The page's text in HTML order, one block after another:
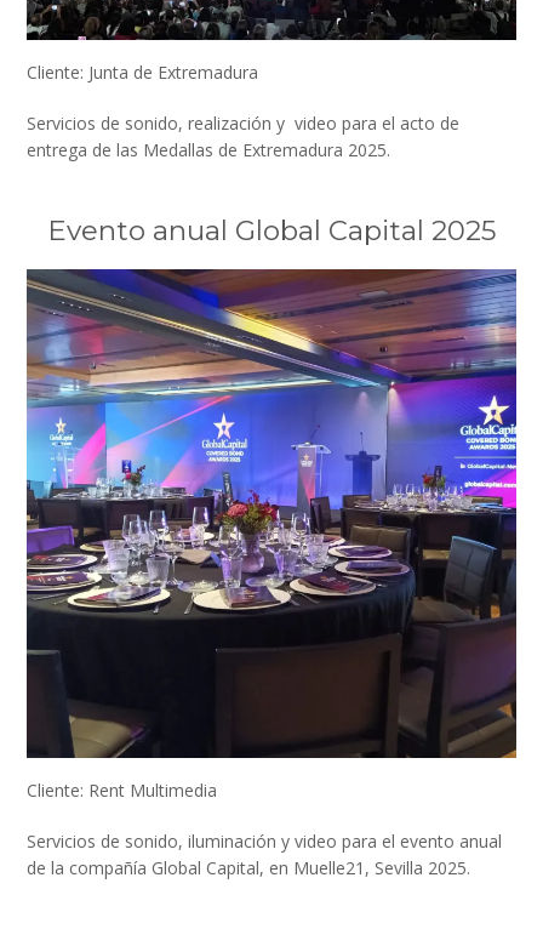
Cliente: Junta de Extremadura
Servicios de sonido, realización y video para el acto de
entrega de las Medallas de Extremadura 2025.
Evento anual Global Capital 2025
Cliente: Rent Multimedia
Servicios de sonido, iluminación y video para el evento anual
de la compañía Global Capital, en Muelle21, Sevilla 2025.